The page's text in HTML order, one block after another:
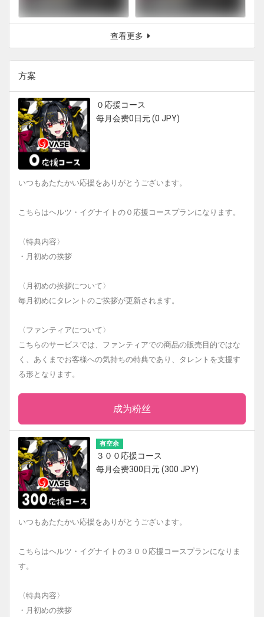
查看更多
方案
０応援コース
每月会费0日元 (0 JPY)
いつもあたたかい応援をありがとうございます。
こちらはヘルツ・イグナイトの０応援コースプランになります。
〈特典内容〉
・月初めの挨拶
〈月初めの挨拶について〉
毎月初めにタレントのご挨拶が更新されます。
〈ファンティアについて〉
こちらのサービスでは、ファンティアでの商品の販売目的ではな
く、あくまでお客様への気持ちの特典であり、タレントを支援す
る形となります。
成为粉丝
有空余
３００応援コース
每月会费300日元 (300 JPY)
いつもあたたかい応援をありがとうございます。
こちらはヘルツ・イグナイトの３００応援コースプランになりま
す。
〈特典内容〉
・月初めの挨拶